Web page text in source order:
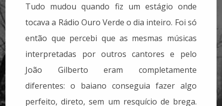
Tudo mudou quando fiz um estágio onde
tocava a Rádio Ouro Verde o dia inteiro. Foi só
então que percebi que as mesmas músicas
interpretadas por outros cantores e pelo
João Gilberto eram completamente
diferentes: o baiano conseguia fazer algo
perfeito, direto, sem um resquício de brega.